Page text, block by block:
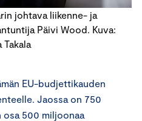
johtava liikenne- ja
Päivi Wood. Kuva:
Takala
EU-budjettikauden
Jaossa on 750
osa 500 miljoonaa